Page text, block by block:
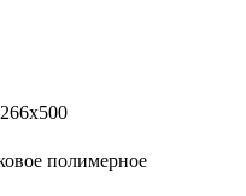
полимерное